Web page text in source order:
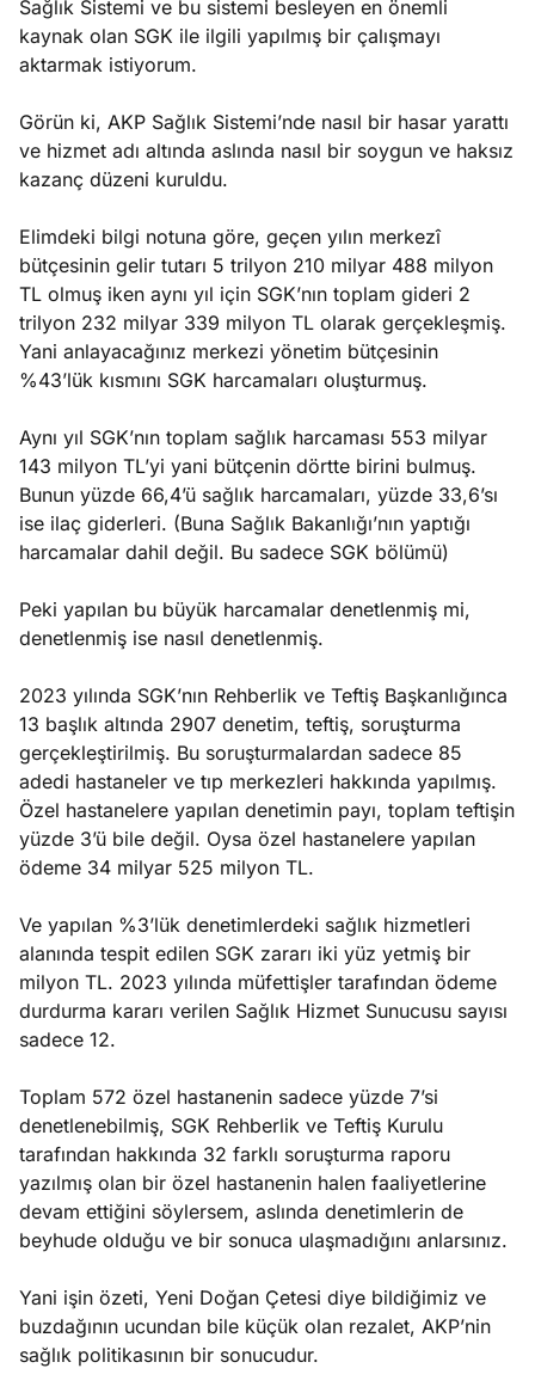
Sağlık Sistemi ve bu sistemi besleyen en önemli
kaynak olan SGK ile ilgili yapılmış bir çalışmayı
aktarmak istiyorum.
Görün ki, AKP Sağlık Sistemi’nde nasıl bir hasar yarattı
ve hizmet adı altında aslında nasıl bir soygun ve haksız
kazanç düzeni kuruldu.
Elimdeki bilgi notuna göre, geçen yılın merkezî
bütçesinin gelir tutarı 5 trilyon 210 milyar 488 milyon
TL olmuş iken aynı yıl için SGK’nın toplam gideri 2
trilyon 232 milyar 339 milyon TL olarak gerçekleşmiş.
Yani anlayacağınız merkezi yönetim bütçesinin
%43’lük kısmını SGK harcamaları oluşturmuş.
Aynı yıl SGK’nın toplam sağlık harcaması 553 milyar
143 milyon TL’yi yani bütçenin dörtte birini bulmuş.
Bunun yüzde 66,4’ü sağlık harcamaları, yüzde 33,6’sı
ise ilaç giderleri. (Buna Sağlık Bakanlığı’nın yaptığı
harcamalar dahil değil. Bu sadece SGK bölümü)
Peki yapılan bu büyük harcamalar denetlenmiş mi,
denetlenmiş ise nasıl denetlenmiş.
2023 yılında SGK’nın Rehberlik ve Teftiş Başkanlığınca
13 başlık altında 2907 denetim, teftiş, soruşturma
gerçekleştirilmiş. Bu soruşturmalardan sadece 85
adedi hastaneler ve tıp merkezleri hakkında yapılmış.
Özel hastanelere yapılan denetimin payı, toplam teftişin
yüzde 3’ü bile değil. Oysa özel hastanelere yapılan
ödeme 34 milyar 525 milyon TL.
Ve yapılan %3’lük denetimlerdeki sağlık hizmetleri
alanında tespit edilen SGK zararı iki yüz yetmiş bir
milyon TL. 2023 yılında müfettişler tarafından ödeme
durdurma kararı verilen Sağlık Hizmet Sunucusu sayısı
sadece 12.
Toplam 572 özel hastanenin sadece yüzde 7’si
denetlenebilmiş, SGK Rehberlik ve Teftiş Kurulu
tarafından hakkında 32 farklı soruşturma raporu
yazılmış olan bir özel hastanenin halen faaliyetlerine
devam ettiğini söylersem, aslında denetimlerin de
beyhude olduğu ve bir sonuca ulaşmadığını anlarsınız.
Yani işin özeti, Yeni Doğan Çetesi diye bildiğimiz ve
buzdağının ucundan bile küçük olan rezalet, AKP’nin
sağlık politikasının bir sonucudur.